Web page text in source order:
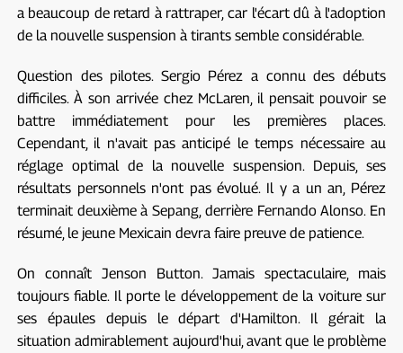
a beaucoup de retard à rattraper, car l'écart dû à l'adoption
de la nouvelle suspension à tirants semble considérable.
Question des pilotes. Sergio Pérez a connu des débuts
difficiles. À son arrivée chez McLaren, il pensait pouvoir se
battre immédiatement pour les premières places.
Cependant, il n'avait pas anticipé le temps nécessaire au
réglage optimal de la nouvelle suspension. Depuis, ses
résultats personnels n'ont pas évolué. Il y a un an, Pérez
terminait deuxième à Sepang, derrière Fernando Alonso. En
résumé, le jeune Mexicain devra faire preuve de patience.
On connaît Jenson Button. Jamais spectaculaire, mais
toujours fiable. Il porte le développement de la voiture sur
ses épaules depuis le départ d'Hamilton. Il gérait la
situation admirablement aujourd'hui, avant que le problème